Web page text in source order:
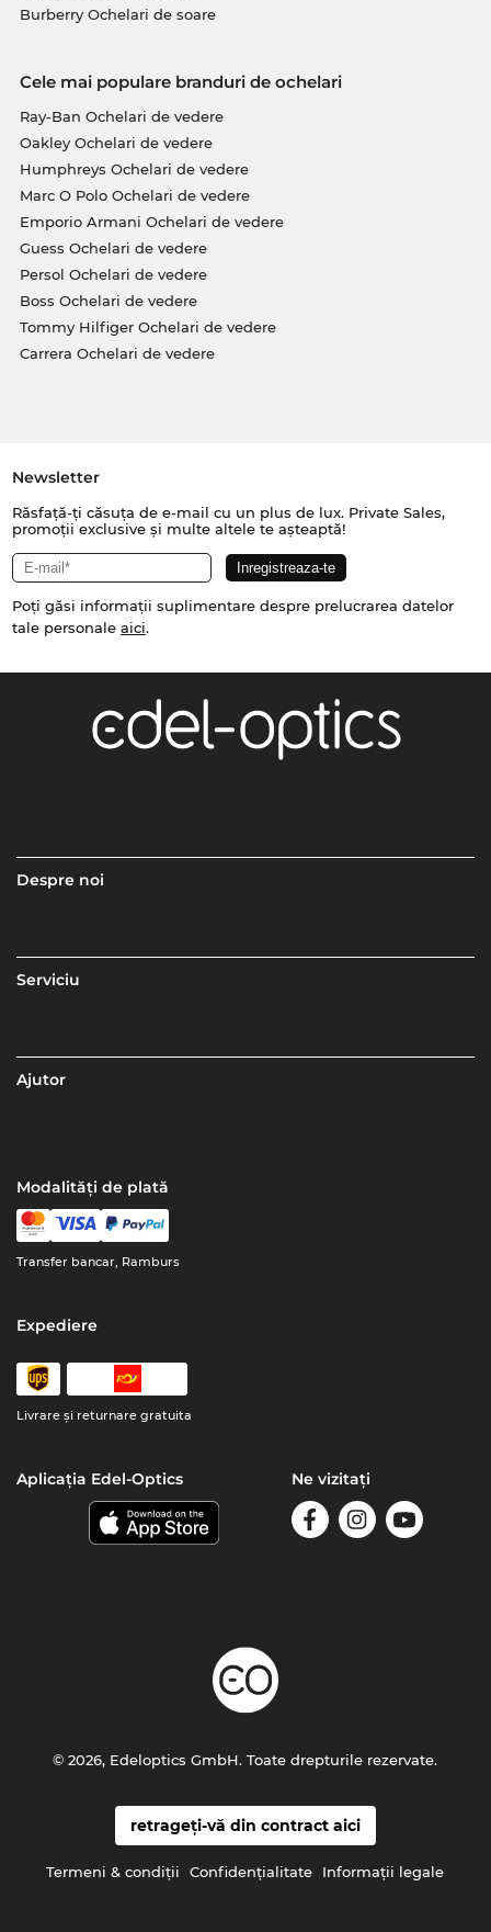
Burberry Ochelari de soare
Cele mai populare branduri de ochelari
Ray-Ban Ochelari de vedere
Oakley Ochelari de vedere
Humphreys Ochelari de vedere
Marc O Polo Ochelari de vedere
Emporio Armani Ochelari de vedere
Guess Ochelari de vedere
Persol Ochelari de vedere
Boss Ochelari de vedere
Tommy Hilfiger Ochelari de vedere
Carrera Ochelari de vedere
Newsletter
Răsfață-ți căsuța de e-mail cu un plus de lux. Private Sales,
promoții exclusive și multe altele te așteaptă!
Poți găsi informații suplimentare despre prelucrarea datelor
tale personale aici.
Despre noi
Serviciu
Ajutor
Modalități de plată
Transfer bancar, Ramburs
Expediere
Livrare şi returnare gratuita
Aplicația Edel-Optics Ne vizitați
retrageți-vă din contract aici
Termeni & condiţii Confidenţialitate Informaţii legale
© 2026, Edeloptics GmbH. Toate drepturile rezervate.